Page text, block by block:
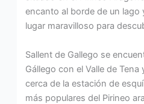
encanto al borde de un lago
lugar maravilloso para
Sallent de Gallego se
Gállego con el Valle de
cerca de la estación de
más populares del Pirineo